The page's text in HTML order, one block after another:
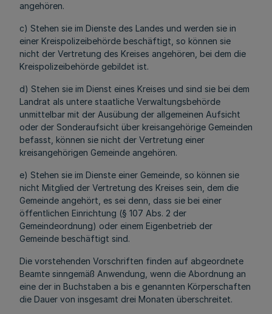
angehören.
c) Stehen sie im Dienste des Landes und werden sie in
einer Kreispolizeibehörde beschäftigt, so können sie
nicht der Vertretung des Kreises angehören, bei dem die
Kreispolizeibehörde gebildet ist.
d) Stehen sie im Dienst eines Kreises und sind sie bei dem
Landrat als untere staatliche Verwaltungsbehörde
unmittelbar mit der Ausübung der allgemeinen Aufsicht
oder der Sonderaufsicht über kreisangehörige Gemeinden
befasst, können sie nicht der Vertretung einer
kreisangehörigen Gemeinde angehören.
e) Stehen sie im Dienste einer Gemeinde, so können sie
nicht Mitglied der Vertretung des Kreises sein, dem die
Gemeinde angehört, es sei denn, dass sie bei einer
öffentlichen Einrichtung (§ 107 Abs. 2 der
Gemeindeordnung) oder einem Eigenbetrieb der
Gemeinde beschäftigt sind.
Die vorstehenden Vorschriften finden auf abgeordnete
Beamte sinngemäß Anwendung, wenn die Abordnung an
eine der in Buchstaben a bis e genannten Körperschaften
die Dauer von insgesamt drei Monaten überschreitet.